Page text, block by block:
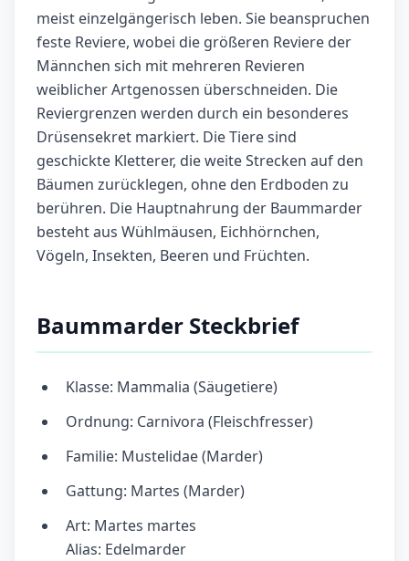
meist einzelgängerisch leben. Sie beanspruchen
feste Reviere, wobei die größeren Reviere der
Männchen sich mit mehreren Revieren
weiblicher Artgenossen überschneiden. Die
Reviergrenzen werden durch ein besonderes
Drüsensekret markiert. Die Tiere sind
geschickte Kletterer, die weite Strecken auf den
Bäumen zurücklegen, ohne den Erdboden zu
berühren. Die Hauptnahrung der Baummarder
besteht aus Wühlmäusen, Eichhörnchen,
Vögeln, Insekten, Beeren und Früchten.
Baummarder Steckbrief
Klasse: Mammalia (Säugetiere)
Ordnung: Carnivora (Fleischfresser)
Familie: Mustelidae (Marder)
Gattung: Martes (Marder)
Art: Martes martes
Alias: Edelmarder